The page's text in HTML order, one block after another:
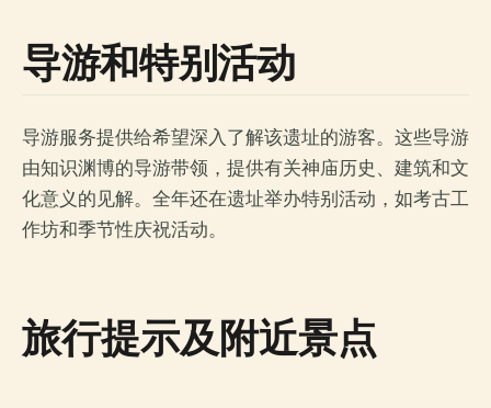
导游和特别活动
导游服务提供给希望深入了解该遗址的游客。这些导游
由知识渊博的导游带领，提供有关神庙历史、建筑和文
化意义的见解。全年还在遗址举办特别活动，如考古工
作坊和季节性庆祝活动。
旅行提示及附近景点